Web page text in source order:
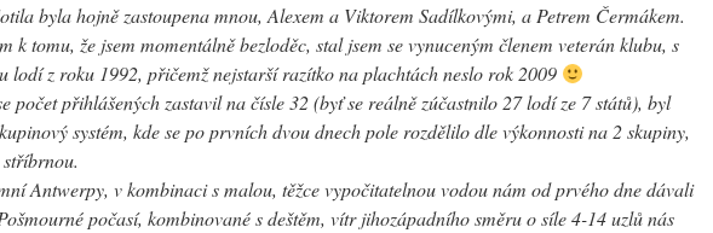
byla hojně zastoupena mnou, Alexem a Viktorem Sadílkovými, a Petrem Čermákem.
k tomu, že jsem momentálně bezloděc, stal jsem se vynuceným členem veterán klubu, s
lodí z roku 1992, přičemž nejstarší razítko na plachtách neslo rok 2009
počet přihlášených zastavil na čísle 32 (byť se reálně zúčastnilo 27 lodí ze 7 států), byl
systém, kde se po prvních dvou dnech pole rozdělilo dle výkonnosti na 2 skupiny,
Antwerpy, v kombinaci s malou, těžce vypočitatelnou vodou nám od prvého dne dávali
počasí, kombinované s deštěm, vítr jihozápadního směru o síle 4-14 uzlů nás